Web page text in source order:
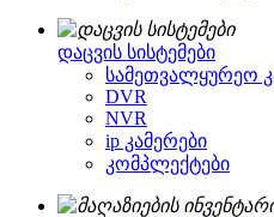
დაცვის სისტემები
სამეთვალყურეო
DVR
NVR
ip კამერები
კომპლექტები